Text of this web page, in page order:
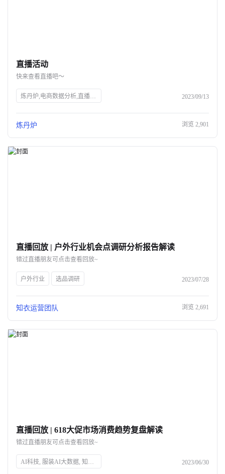
关于我们
公司介绍
商机推荐
行业报告
直播活动
快来查看直播吧～
炼丹炉,电商数据分析,直播行业解读,宠物行业解读,知衣科技,AI大数据,服装AI 2023/09/13
炼丹炉 浏览 2,901
直播回放 | 户外行业机会点调研分析报告解读
错过直播朋友可点击查看回放~
户外行业 选品调研 2023/07/28
知衣运营团队 浏览 2,691
直播回放 | 618大促市场消费趋势复盘解读
错过直播朋友可点击查看回放~
AI科技, 服装AI大数据, 知衣科技, 头部企业, 人工智能, 服装行业, 数据分析, 技术创新, 智能解决方案, 时尚技术 2023/06/30